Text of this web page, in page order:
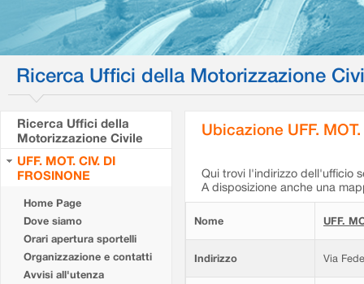
Ricerca Uffici della Motorizzazione
Ricerca Uffici della
Motorizzazione Civile
UFF. MOT. CIV. DI
FROSINONE
Home Page
Dove siamo
Orari apertura sportelli
Organizzazione e contatti
Avvisi all'utenza
Ubicazione UFF.
Qui trovi l'indirizzo dell'ufficio
A disposizione anche una
Nome UFF.
Indirizzo Via